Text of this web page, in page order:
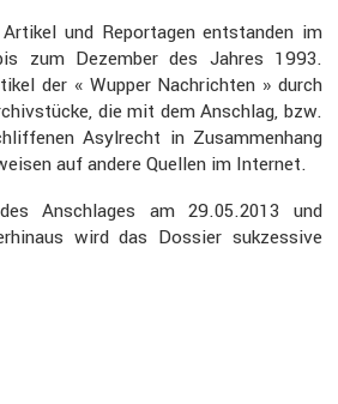
und Repor­tagen entstanden im
zum Dezember des Jahres 1993.
der « Wupper Nachrichten » durch
die mit dem Anschlag, bzw.
Asylrecht in Zusam­men­hang
auf andere Quellen im Internet.
Anschlages am 29.05.2013 und
wird das Dossier sukzes­sive